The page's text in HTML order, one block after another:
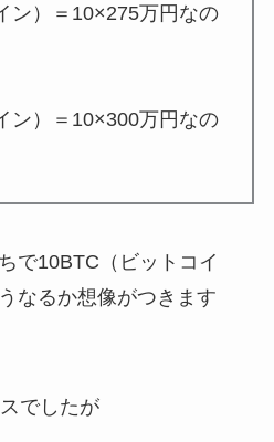
ン）＝10×275万円なの
ン）＝10×300万円なの
で10BTC（ビットコイ
なるか想像がつきます
でしたが